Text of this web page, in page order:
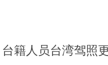
籍人员台湾驾照